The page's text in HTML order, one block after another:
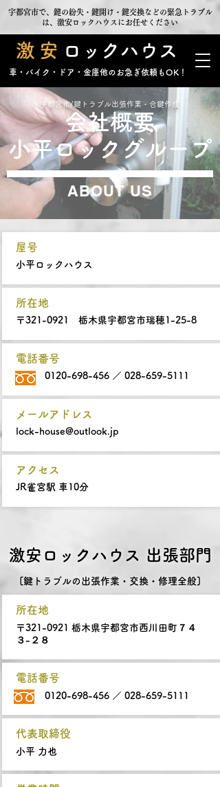
車・バイク・ドア・金庫他のお急ぎ依頼もOK！
激安 ロックハウス
宇都宮市で、鍵の紛失・鍵開け・鍵交換などの緊急トラブル
は、激安ロックハウスにお任せください
宇都宮市/鍵トラブル出張作業・合鍵作成
会社概要
小平ロックグループ
ABOUT US
屋号
小平ロックハウス
所在地
〒321-0921 栃木県宇都宮市瑞穂1-25-8
電話番号
0120-698-456／ 028-659-5111
メールアドレス
lock-house@outlook.jp
アクセス
JR雀宮駅 車10分
激安ロックハウス 出張部門
[鍵トラブルの出張作業・交換・修理全般]
所在地
〒321-0921 栃木県宇都宮市西川田町７４
３-２８
電話番号
0120-698-456／ 028-659-5111
代表取締役
小平 力也